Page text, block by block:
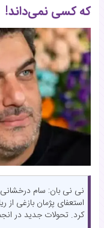
که کسی نمی‌داند!
نی نی بان: سام
استعفای پژمان بازغی
کرد. تحولات جدید در